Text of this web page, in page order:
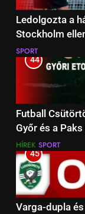
Ledolgozta a
Stockholm
SPORT
44
Futball
Győr és a Paks
HÍREK SPORT
45
Varga-dupla